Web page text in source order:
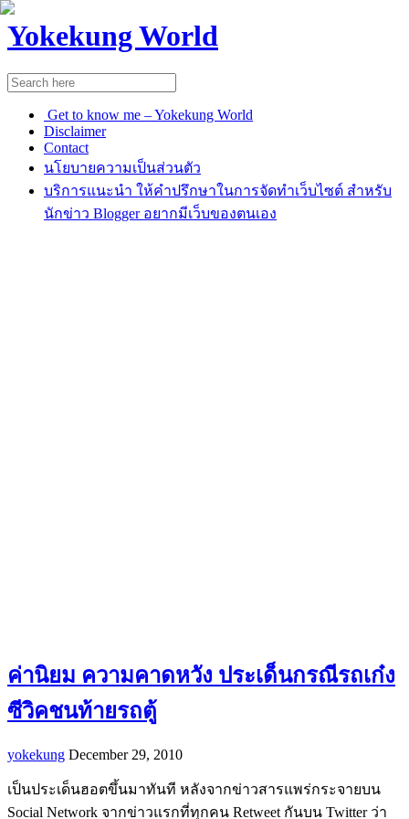
Yokekung World
Get to know me – Yokekung World
Disclaimer
Contact
นโยบายความเป็นส่วนตัว
บริการแนะนำ ให้คำปรึกษาในการจัดทำเว็บไซต์ สำหรับ
นักข่าว Blogger อยากมีเว็บของตนเอง
ค่านิยม ความคาดหวัง ประเด็นกรณีรถเก๋ง
ซีวิคชนท้ายรถตู้
yokekung December 29, 2010
เป็นประเด็นฮอตขึ้นมาทันที หลังจากข่าวสารแพร่กระจายบน
Social Network จากข่าวแรกที่ทุกคน Retweet กันบน Twitter ว่า